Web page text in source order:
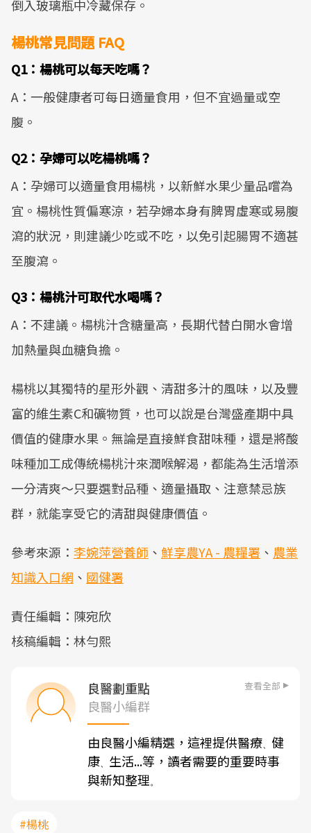
倒入玻璃瓶中冷藏保存。
楊桃常見問題 FAQ
Q1：楊桃可以每天吃嗎？
A：一般健康者可每日適量食用，但不宜過量或空
腹。
Q2：孕婦可以吃楊桃嗎？
A：孕婦可以適量食用楊桃，以新鮮水果少量品嚐為
宜。楊桃性質偏寒涼，若孕婦本身有脾胃虛寒或易腹
瀉的狀況，則建議少吃或不吃，以免引起腸胃不適甚
至腹瀉。
Q3：楊桃汁可取代水喝嗎？
A：不建議。楊桃汁含糖量高，長期代替白開水會增
加熱量與血糖負擔。
楊桃以其獨特的星形外觀、清甜多汁的風味，以及豐
富的維生素C和礦物質，也可以說是台灣盛產期中具
價值的健康水果。無論是直接鮮食甜味種，還是將酸
味種加工成傳統楊桃汁來潤喉解渴，都能為生活增添
一分清爽～只要選對品種、適量攝取、注意禁忌族
群，就能享受它的清甜與健康價值。
參考來源： 李婉萍營養師 、 鮮享農YA - 農糧署 、 農業
知識入口網 、 國健署
責任編輯：陳宛欣
核稿編輯：林勻熙
良醫劃重點 查看全部
良醫小編群
由良醫小編精選，這裡提供醫療、 健
康、 生活...等，讀者需要的重要時事
與新知整理。
#楊桃